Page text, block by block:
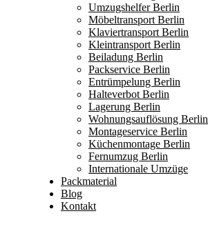
Umzugshelfer Berlin
Möbeltransport Berlin
Klaviertransport Berlin
Kleintransport Berlin
Beiladung Berlin
Packservice Berlin
Entrümpelung Berlin
Halteverbot Berlin
Lagerung Berlin
Wohnungsauflösung Berlin
Montageservice Berlin
Küchenmontage Berlin
Fernumzug Berlin
Internationale Umzüge
Packmaterial
Blog
Kontakt